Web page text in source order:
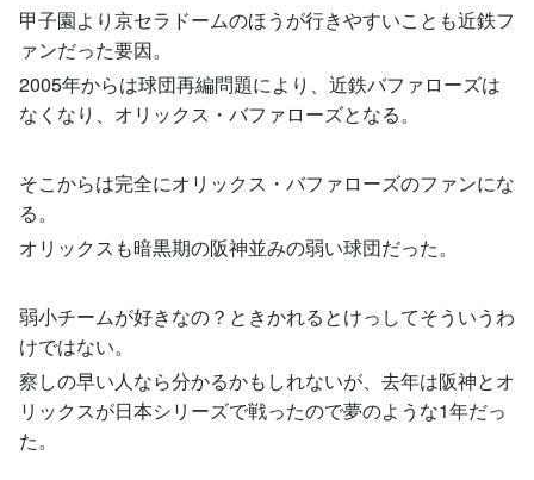
甲子園より京セラドームのほうが行きやすいことも近鉄フ
ァンだった要因。
2005年からは球団再編問題により、近鉄バファローズは
なくなり、オリックス・バファローズとなる。
そこからは完全にオリックス・バファローズのファンにな
る。
オリックスも暗黒期の阪神並みの弱い球団だった。
弱小チームが好きなの？ときかれるとけっしてそういうわ
けではない。
察しの早い人なら分かるかもしれないが、去年は阪神とオ
リックスが日本シリーズで戦ったので夢のような1年だっ
た。